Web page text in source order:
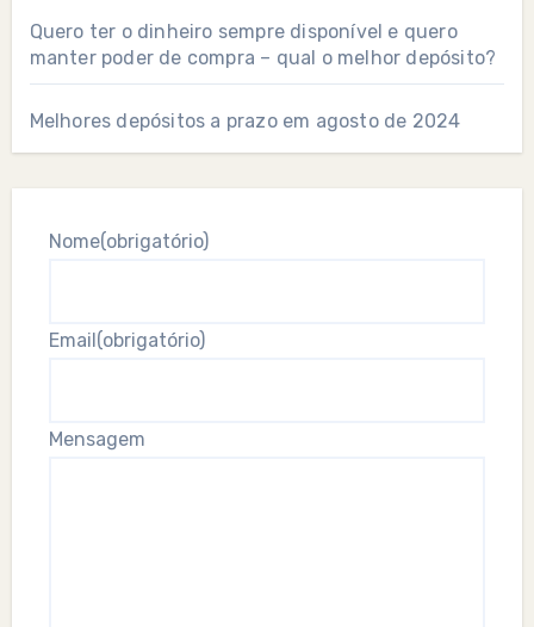
Quero ter o dinheiro sempre disponível e quero
manter poder de compra – qual o melhor depósito?
Melhores depósitos a prazo em agosto de 2024
Nome(obrigatório)
Email(obrigatório)
Mensagem